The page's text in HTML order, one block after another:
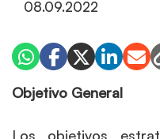
08.09.2022
Objetivo General
Los objetivos